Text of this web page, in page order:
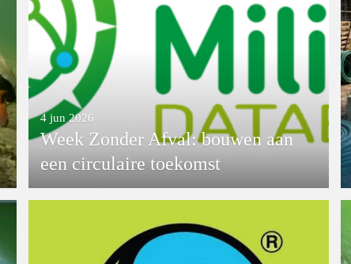
Week Zonder Afval: bouwen aan
een circulaire toekomst
4 jun 2026